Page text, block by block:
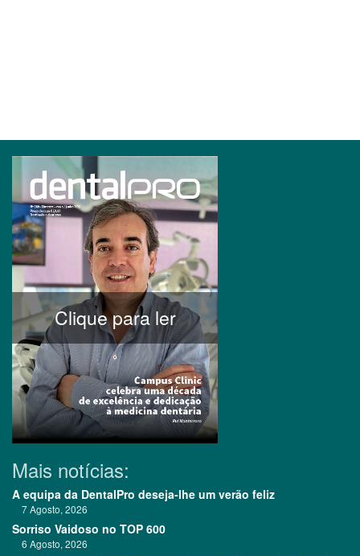
Clique para ler
Mais notícias:
A equipa da DentalPro deseja-lhe um verão feliz
7 Agosto, 2026
Sorriso Vaidoso no TOP 600
6 Agosto, 2026